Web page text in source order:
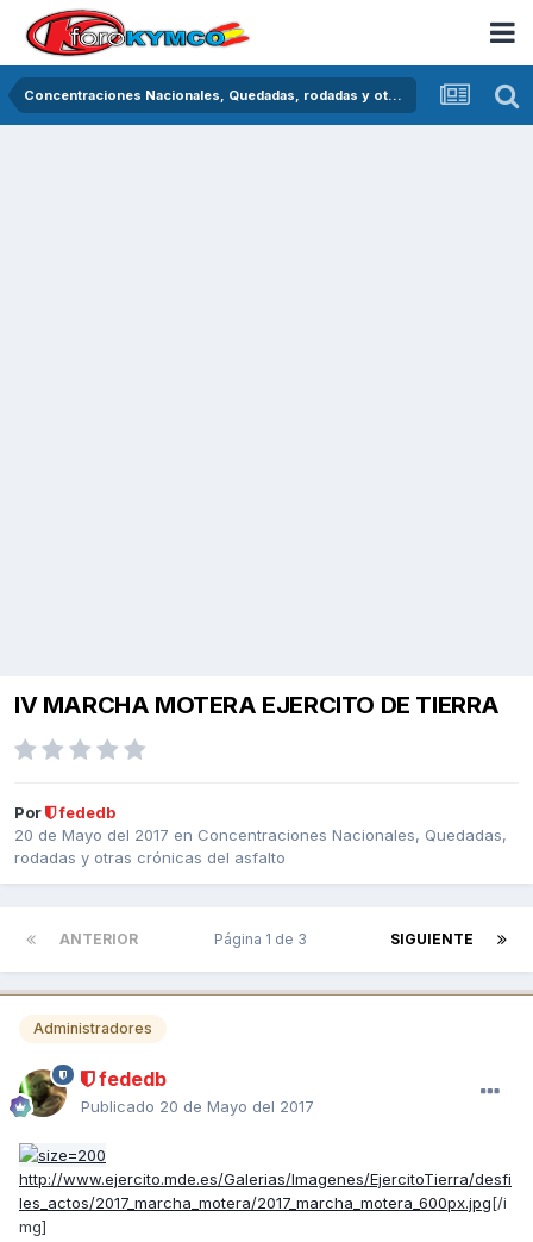
Concentraciones Nacionales, Quedadas, rodadas y otras crónicas del asfalto
IV MARCHA MOTERA EJERCITO DE TIERRA
Por
fededb
20 de Mayo del 2017 en Concentraciones Nacionales, Quedadas,
rodadas y otras crónicas del asfalto
ANTERIOR SIGUIENTE
Página 1 de 3
Administradores
fededb
Publicado 20 de Mayo del 2017
http://www.ejercito.mde.es/Galerias/Imagenes/EjercitoTierra/desfi
les_actos/2017_marcha_motera/2017_marcha_motera_600px.jpg[/i
mg]